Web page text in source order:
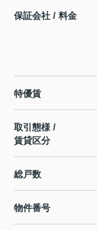
保証会社 / 料金
特優賃
取引態様 /
賃貸区分
総戸数
物件番号